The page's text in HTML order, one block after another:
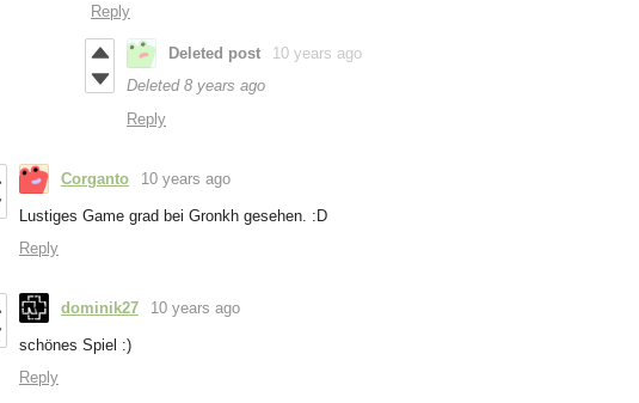
Reply
Deleted post
10 years ago
Deleted 8 years ago
Reply
Corganto 10 years ago
Lustiges Game grad bei Gronkh gesehen. :D
Reply
dominik27 10 years ago
schönes Spiel :)
Reply